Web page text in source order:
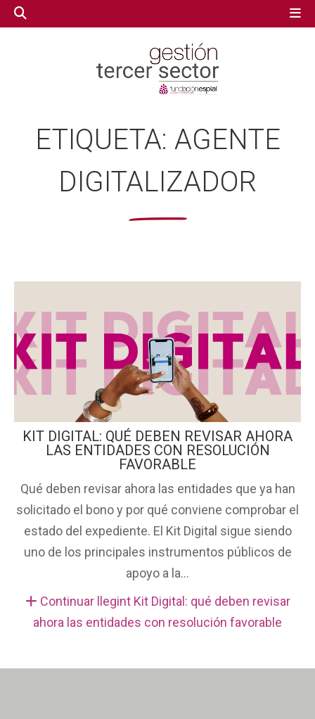
ETIQUETA: AGENTE
DIGITALIZADOR
KIT DIGITAL: QUÉ DEBEN REVISAR AHORA
LAS ENTIDADES CON RESOLUCIÓN
FAVORABLE
Qué deben revisar ahora las entidades que ya han
solicitado el bono y por qué conviene comprobar el
estado del expediente. El Kit Digital sigue siendo
uno de los principales instrumentos públicos de
apoyo a la...
Continuar llegint Kit Digital: qué deben revisar
ahora las entidades con resolución favorable
GESTIÓN TERCER SECTOR
CONECTA IA
VOLUNTARIADO.NET
GESTIÓN TERCER SECTOR
CONECTA IA
VOLUNTARIADO.NET